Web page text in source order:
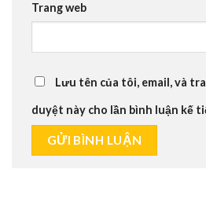
Trang web
Lưu tên của tôi, email, và
duyệt này cho lần bình luận kế